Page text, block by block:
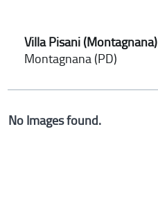
Villa Pisani (Montagnana)
Montagnana (PD)
No Images found.